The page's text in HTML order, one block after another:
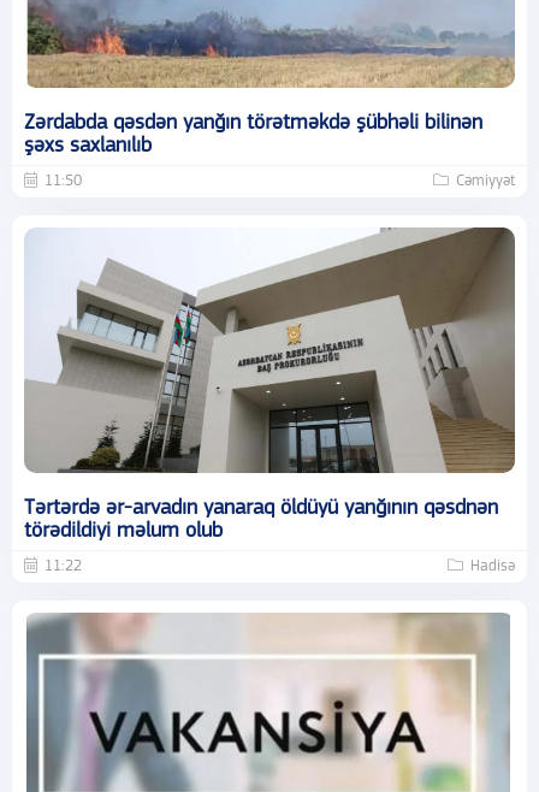
Zərdabda qəsdən yanğın törətməkdə şübhəli bilinən
şəxs saxlanılıb
11:50 Cəmiyyət
Tərtərdə ər-arvadın yanaraq öldüyü yanğının qəsdnən
törədildiyi məlum olub
11:22 Hadisə